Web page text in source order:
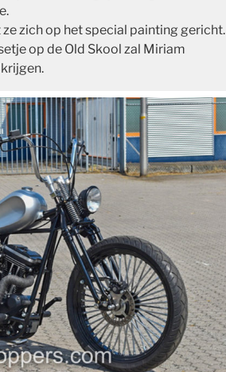
zich op het special painting gericht.
op de Old Skool zal Miriam